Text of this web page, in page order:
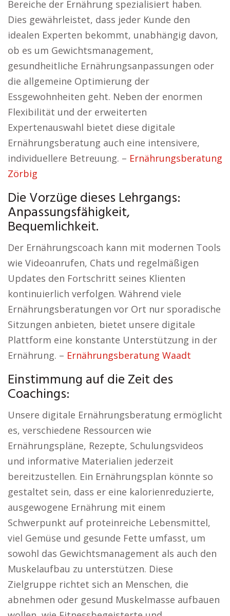
Bereiche der Ernährung spezialisiert haben.
Dies gewährleistet, dass jeder Kunde den
idealen Experten bekommt, unabhängig davon,
ob es um Gewichtsmanagement,
gesundheitliche Ernährungsanpassungen oder
die allgemeine Optimierung der
Essgewohnheiten geht. Neben der enormen
Flexibilität und der erweiterten
Expertenauswahl bietet diese digitale
Ernährungsberatung auch eine intensivere,
individuellere Betreuung. – Ernährungsberatung
Zörbig
Die Vorzüge dieses Lehrgangs:
Anpassungsfähigkeit,
Bequemlichkeit.
Der Ernährungscoach kann mit modernen Tools
wie Videoanrufen, Chats und regelmäßigen
Updates den Fortschritt seines Klienten
kontinuierlich verfolgen. Während viele
Ernährungsberatungen vor Ort nur sporadische
Sitzungen anbieten, bietet unsere digitale
Plattform eine konstante Unterstützung in der
Ernährung. – Ernährungsberatung Waadt
Einstimmung auf die Zeit des
Coachings:
Unsere digitale Ernährungsberatung ermöglicht
es, verschiedene Ressourcen wie
Ernährungspläne, Rezepte, Schulungsvideos
und informative Materialien jederzeit
bereitzustellen. Ein Ernährungsplan könnte so
gestaltet sein, dass er eine kalorienreduzierte,
ausgewogene Ernährung mit einem
Schwerpunkt auf proteinreiche Lebensmittel,
viel Gemüse und gesunde Fette umfasst, um
sowohl das Gewichtsmanagement als auch den
Muskelaufbau zu unterstützen. Diese
Zielgruppe richtet sich an Menschen, die
abnehmen oder gesund Muskelmasse aufbauen